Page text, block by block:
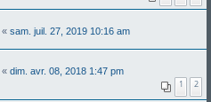
« sam. juil. 27, 2019 10:16 am
« dim. avr. 08, 2018 1:47 pm
1 2